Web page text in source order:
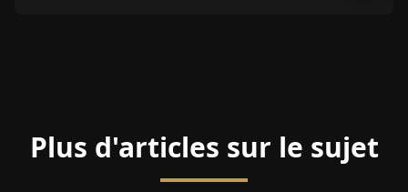
Plus d'articles sur le sujet